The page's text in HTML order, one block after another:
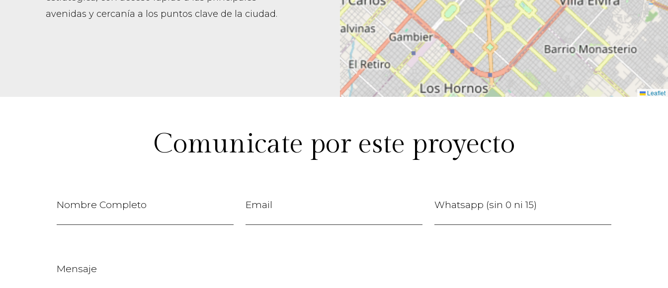
avenidas y cercanía a los puntos clave de la ciudad.
Leaflet
Comunicate por este proyecto